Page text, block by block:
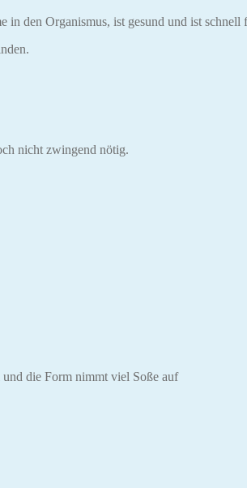
in den Organismus, ist gesund und ist schnell
nicht zwingend nötig.
die Form nimmt viel Soße auf